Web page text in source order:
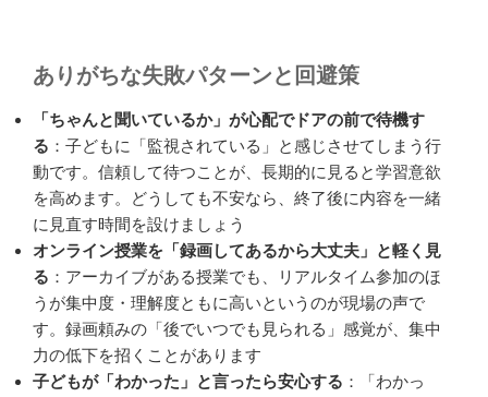
ありがちな失敗パターンと回避策
「ちゃんと聞いているか」が心配でドアの前で待機す
る ：子どもに「監視されている」と感じさせてしまう行
動です。信頼して待つことが、長期的に見ると学習意欲
を高めます。どうしても不安なら、終了後に内容を一緒
に見直す時間を設けましょう
オンライン授業を「録画してあるから大丈夫」と軽く見
る ：アーカイブがある授業でも、リアルタイム参加のほ
うが集中度・理解度ともに高いというのが現場の声で
す。録画頼みの「後でいつでも見られる」感覚が、集中
力の低下を招くことがあります
子どもが「わかった」と言ったら安心する ：「わかっ